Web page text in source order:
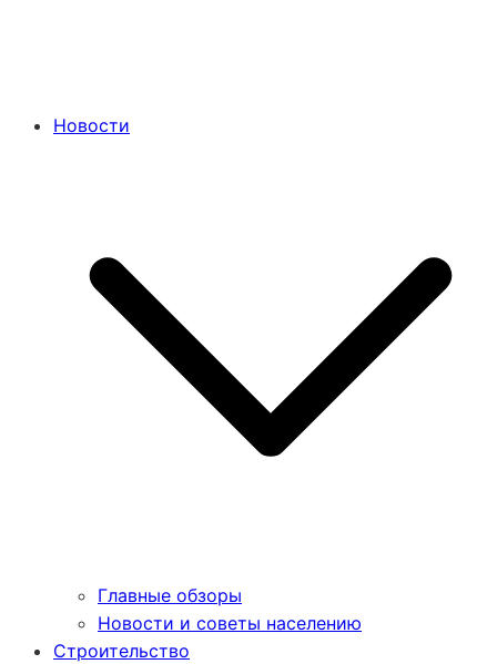
Новости
Главные обзоры
Новости и советы населению
Строительство